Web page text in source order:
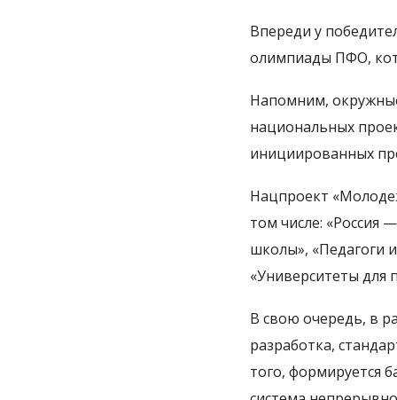
Впереди у
олимпиады ПФО,
Напомним,
национальных
инициированных
Нацпроект
том числе: «Россия
школы», «Педагоги
«Университеты для
В свою очередь, в
разработка,
того, формируется